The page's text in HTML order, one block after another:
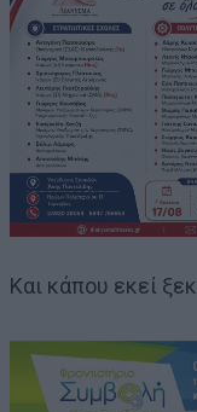
Και κάπου εκεί